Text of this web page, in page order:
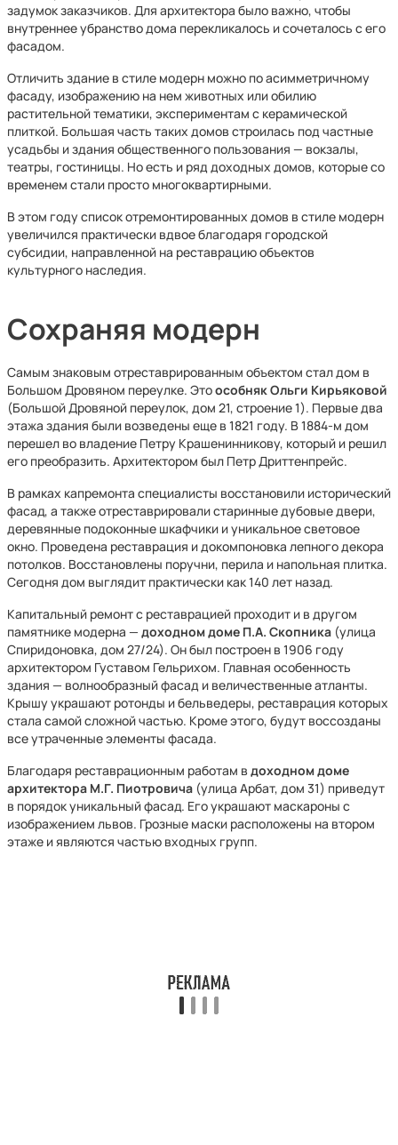
задумок заказчиков. Для архитектора было важно, чтобы
внутреннее убранство дома перекликалось и сочеталось с его
фасадом.
Отличить здание в стиле модерн можно по асимметричному
фасаду, изображению на нем животных или обилию
растительной тематики, экспериментам с керамической
плиткой. Большая часть таких домов строилась под частные
усадьбы и здания общественного пользования — вокзалы,
театры, гостиницы. Но есть и ряд доходных домов, которые со
временем стали просто многоквартирными.
В этом году список отремонтированных домов в стиле модерн
увеличился практически вдвое благодаря городской
субсидии, направленной на реставрацию объектов
культурного наследия.
Сохраняя модерн
Самым знаковым отреставрированным объектом стал дом в
Большом Дровяном переулке. Этоособняк Ольги Кирьяковой
(Большой Дровяной переулок, дом 21, строение 1). Первые два
этажа здания были возведены еще в 1821 году. В 1884-м дом
перешел во владение Петру Крашенинникову, который и решил
его преобразить. Архитектором был Петр Дриттенпрейс.
В рамках капремонта специалисты восстановили исторический
фасад, а также отреставрировали старинные дубовые двери,
деревянные подоконные шкафчики и уникальное световое
окно. Проведена реставрация и докомпоновка лепного декора
потолков. Восстановлены поручни, перила и напольная плитка.
Сегодня дом выглядит практически как 140 лет назад.
Капитальный ремонт с реставрацией проходит и в другом
памятнике модерна — доходном доме П.А. Скопника (улица
Спиридоновка, дом 27/24). Он был построен в 1906 году
архитектором Густавом Гельрихом. Главная особенность
здания — волнообразный фасад и величественные атланты.
Крышу украшают ротонды и бельведеры, реставрация которых
стала самой сложной частью. Кроме этого, будут воссозданы
все утраченные элементы фасада.
Благодаря реставрационным работам в доходном доме
архитектора М.Г. Пиотровича (улица Арбат, дом 31) приведут
в порядок уникальный фасад. Его украшают маскароны с
изображением львов. Грозные маски расположены на втором
этаже и являются частью входных групп.